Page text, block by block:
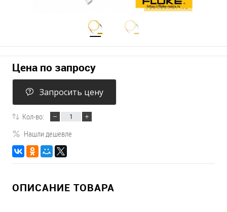
Цена по запросу
Запросить цену
Кол-во:
Нашли дешевле
ОПИСАНИЕ ТОВАРА